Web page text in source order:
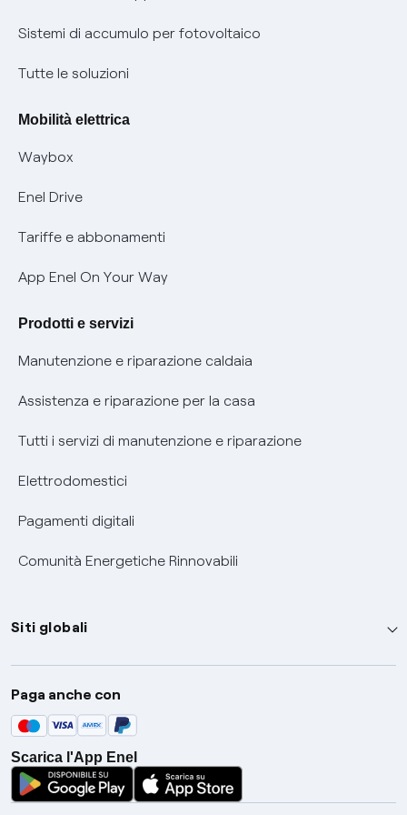
Informazioni precontrattuali prodotti e servizi
Condizioni generali di contratto prodotti e servizi
Certificazioni
Nuove regole europee per la protezione dei dati
Offerte Placet non vulnerabili
Offerta Tutela Vulnerabilità Gas
Mobilità Elettrica
Phishing e truffe online
Verifica chi ti ha chiamato
Informativa RAEE
Sistemi di accumulo per fotovoltaico
Tutte le soluzioni
Mobilità elettrica
Waybox
Enel Drive
Tariffe e abbonamenti
App Enel On Your Way
Prodotti e servizi
Manutenzione e riparazione caldaia
Assistenza e riparazione per la casa
Tutti i servizi di manutenzione e riparazione
Elettrodomestici
Pagamenti digitali
Comunità Energetiche Rinnovabili
Siti globali
Enel Group
Enel Green Power
Global Trading
Global Procurement
Gridspertise
Paga anche con
Scarica l'App Enel